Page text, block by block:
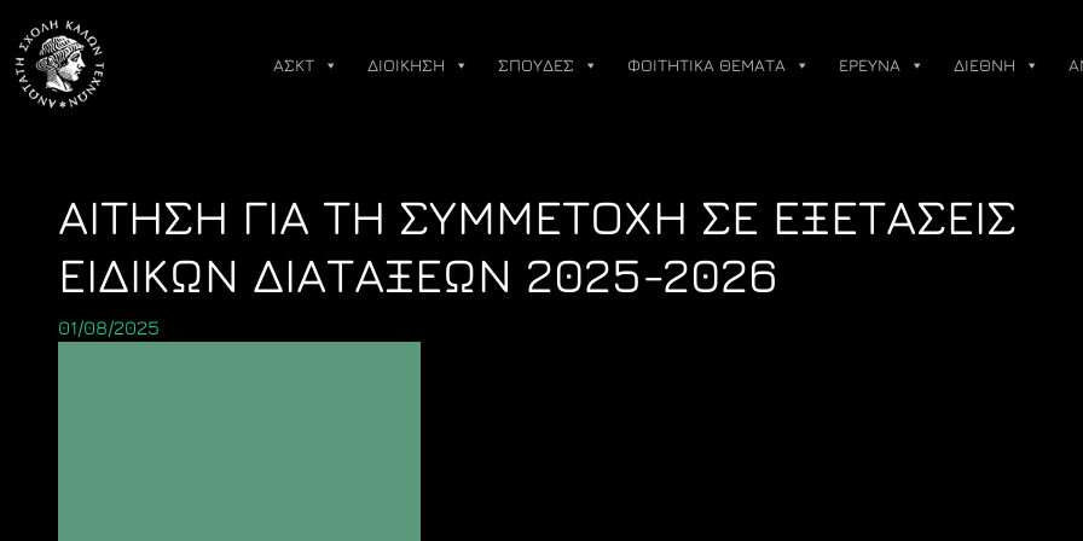
content
ΑΣΚΤ ΔΙΟΙΚΗΣΗ ΣΠΟΥΔΕΣ ΦΟΙΤΗΤΙΚΑ ΘΕΜΑΤΑ ΕΡΕΥΝΑ ΔΙΕΘΝΗ
ΑΙΤΗΣΗ ΓΙΑ ΤΗ ΣΥΜΜΕΤΟΧΗ ΣΕ ΕΞΕΤΑΣΕΙΣ
ΕΙΔΙΚΩΝ ΔΙΑΤΑΞΕΩΝ 2025-2026
01/08/2025